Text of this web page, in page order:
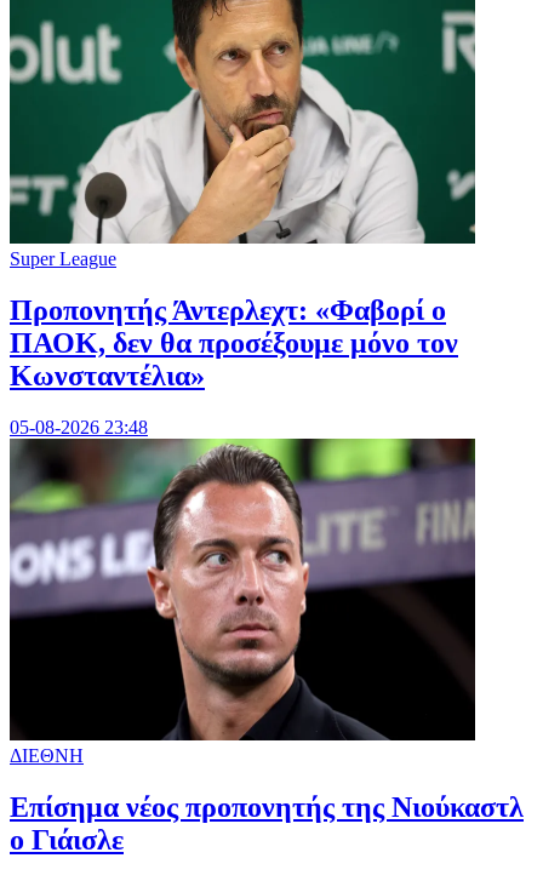
Super League
Προπονητής Άντερλεχτ: «Φαβορί ο
ΠΑΟΚ, δεν θα προσέξουμε μόνο τον
Κωνσταντέλια»
05-08-2026 23:48
ΔΙΕΘΝΗ
Επίσημα νέος προπονητής της Νιούκαστλ
ο Γιάισλε